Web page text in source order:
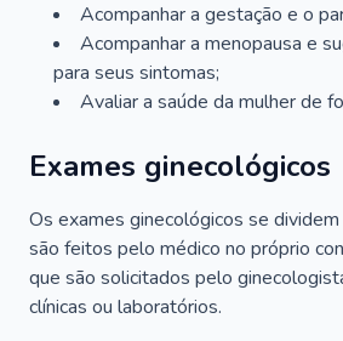
Acompanhar a gestação e o
Acompanhar a menopausa e
para seus sintomas;
Avaliar a saúde da mulher de
Exames ginecológicos
Os exames ginecológicos se
são feitos pelo médico no próprio
que são solicitados pelo
clínicas ou laboratórios.